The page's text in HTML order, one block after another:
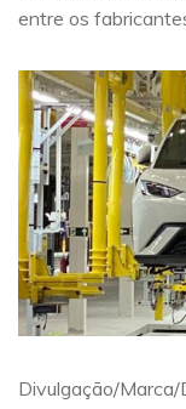
entre os
Divulgação/Marca/